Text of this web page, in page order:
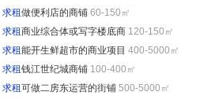
求租做便利店的商铺 60-150㎡
求租商业综合体或写字楼底商 120-150㎡
求租能开生鲜超市的商业项目 400-5000㎡
求租钱江世纪城商铺 100-400㎡
求租可做二房东运营的街铺 500-5000㎡